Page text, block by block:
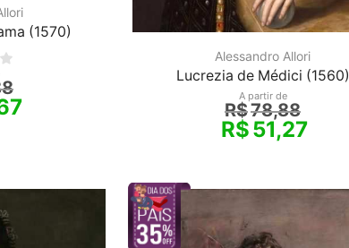
(1570)
Alessandro Allori
Lucrezia de Médici (1560)
A partir de
R$78,88
R$51,27